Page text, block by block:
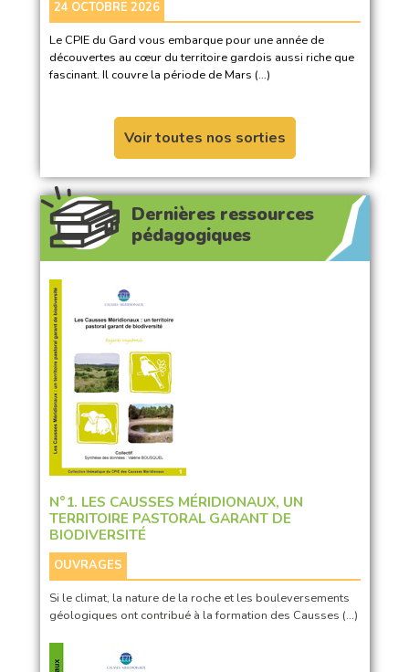
24 OCTOBRE 2026
Le CPIE du Gard vous embarque pour une année de
découvertes au cœur du territoire gardois aussi riche que
fascinant. Il couvre la période de Mars (…)
Voir toutes nos sorties
Dernières ressources
pédagogiques
N°1. LES CAUSSES MÉRIDIONAUX, UN
TERRITOIRE PASTORAL GARANT DE
BIODIVERSITÉ
OUVRAGES
Si le climat, la nature de la roche et les bouleversements
géologiques ont contribué à la formation des Causses (…)